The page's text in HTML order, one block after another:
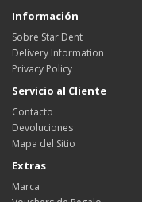
Información
Sobre Star Dent
Delivery Information
Privacy Policy
Servicio al Cliente
Contacto
Devoluciones
Mapa del Sitio
Extras
Marca